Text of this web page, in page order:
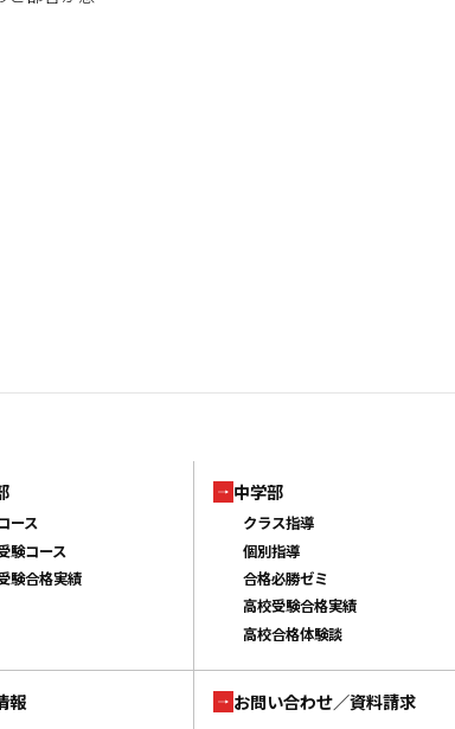
ース
験コース
験合格実績
中学部
クラス指導
個別指導
合格必勝ゼミ
高校受験合格実績
高校合格体験談
報
お問い合わせ／資料請求